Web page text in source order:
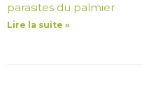
parasites du palmier
Lire la suite »